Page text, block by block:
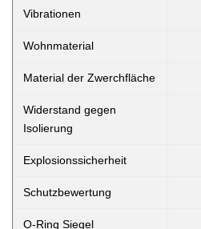
Vibrationen
Wohnmaterial
Material der Zwerchfläche
Widerstand gegen
Isolierung
Explosionssicherheit
Schutzbewertung
O-Ring Siegel